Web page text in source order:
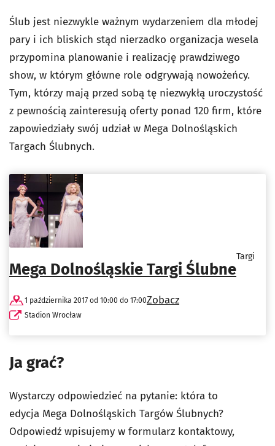
Ślub jest niezwykle ważnym wydarzeniem dla młodej
pary i ich bliskich stąd nierzadko organizacja wesela
przypomina planowanie i realizację prawdziwego
show, w którym główne role odgrywają nowożeńcy.
Tym, którzy mają przed sobą tę niezwykłą uroczystość
z pewnością zainteresują oferty ponad 120 firm, które
zapowiedziały swój udział w Mega Dolnośląskich
Targach Ślubnych.
Mega Dolnośląskie Targi Ślubne
Targi
1 października 2017 od 10:00 do 17:00
Stadion Wrocław
Zobacz
Ja grać?
Wystarczy odpowiedzieć na pytanie: która to
edycja Mega Dolnośląskich Targów Ślubnych?
Odpowiedź wpisujemy w formularz kontaktowy,